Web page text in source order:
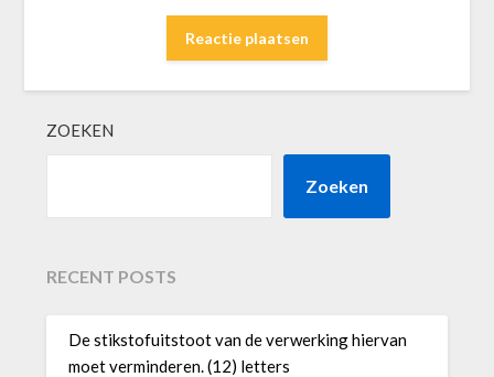
ZOEKEN
Zoeken
RECENT POSTS
De stikstofuitstoot van de verwerking hiervan
moet verminderen. (12) letters